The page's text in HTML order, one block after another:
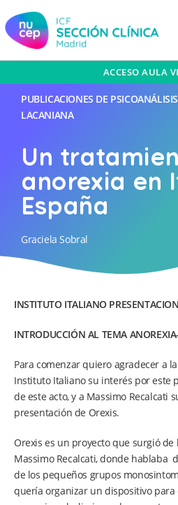
ACCESO AULA
PUBLICACIONES DE
LACANIANA
Un
anorexia en
España
Graciela Sobral
INSTITUTO ITALIANO
INTRODUCCIÓN AL TEMA
Para comenzar quiero agradecer a
Instituto Italiano su interés por este
de este acto, y a Massimo Recalcati
presentación de Orexis.
Orexis es un proyecto que surgió
Massimo Recalcati, donde hablaba
de los pequeños grupos
quería organizar un dispositivo